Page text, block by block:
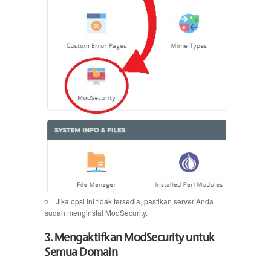
Jika opsi ini tidak tersedia, pastikan server Anda
sudah menginstal ModSecurity.
3. Mengaktifkan ModSecurity untuk
Semua Domain